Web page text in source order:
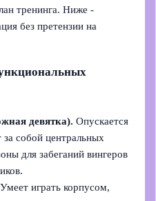
тренинга. Ниже -
без претензии на
девятка). Опускается
собой центральных
для забеганий вингеров
Умеет играть корпусом,